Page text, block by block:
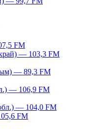
FM
— 103,3 FM
— 89,3 FM
— 106,9 FM
— 104,0 FM
FM